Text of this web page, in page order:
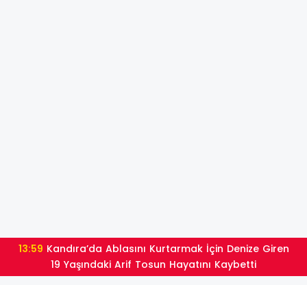
13:59
19 Yaşındaki Arif Tosun Hayatını Kaybetti